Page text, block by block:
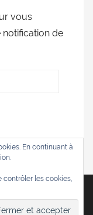
vous
de
ThemeZee.
En continuant à
contrôler les cookies,